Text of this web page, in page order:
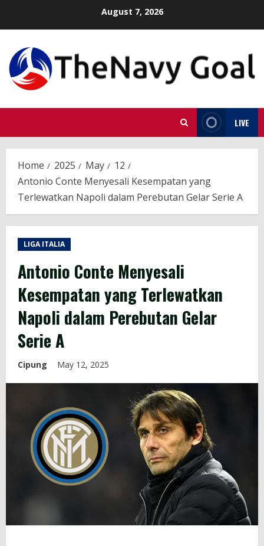
August 7, 2026
LIVE
Home 2025 May
12
Antonio Conte Menyesali Kesempatan yang
Terlewatkan Napoli dalam Perebutan Gelar Serie A
LIGA ITALIA
Antonio Conte Menyesali
Kesempatan yang Terlewatkan
Napoli dalam Perebutan Gelar
Serie A
Cipung May 12, 2025